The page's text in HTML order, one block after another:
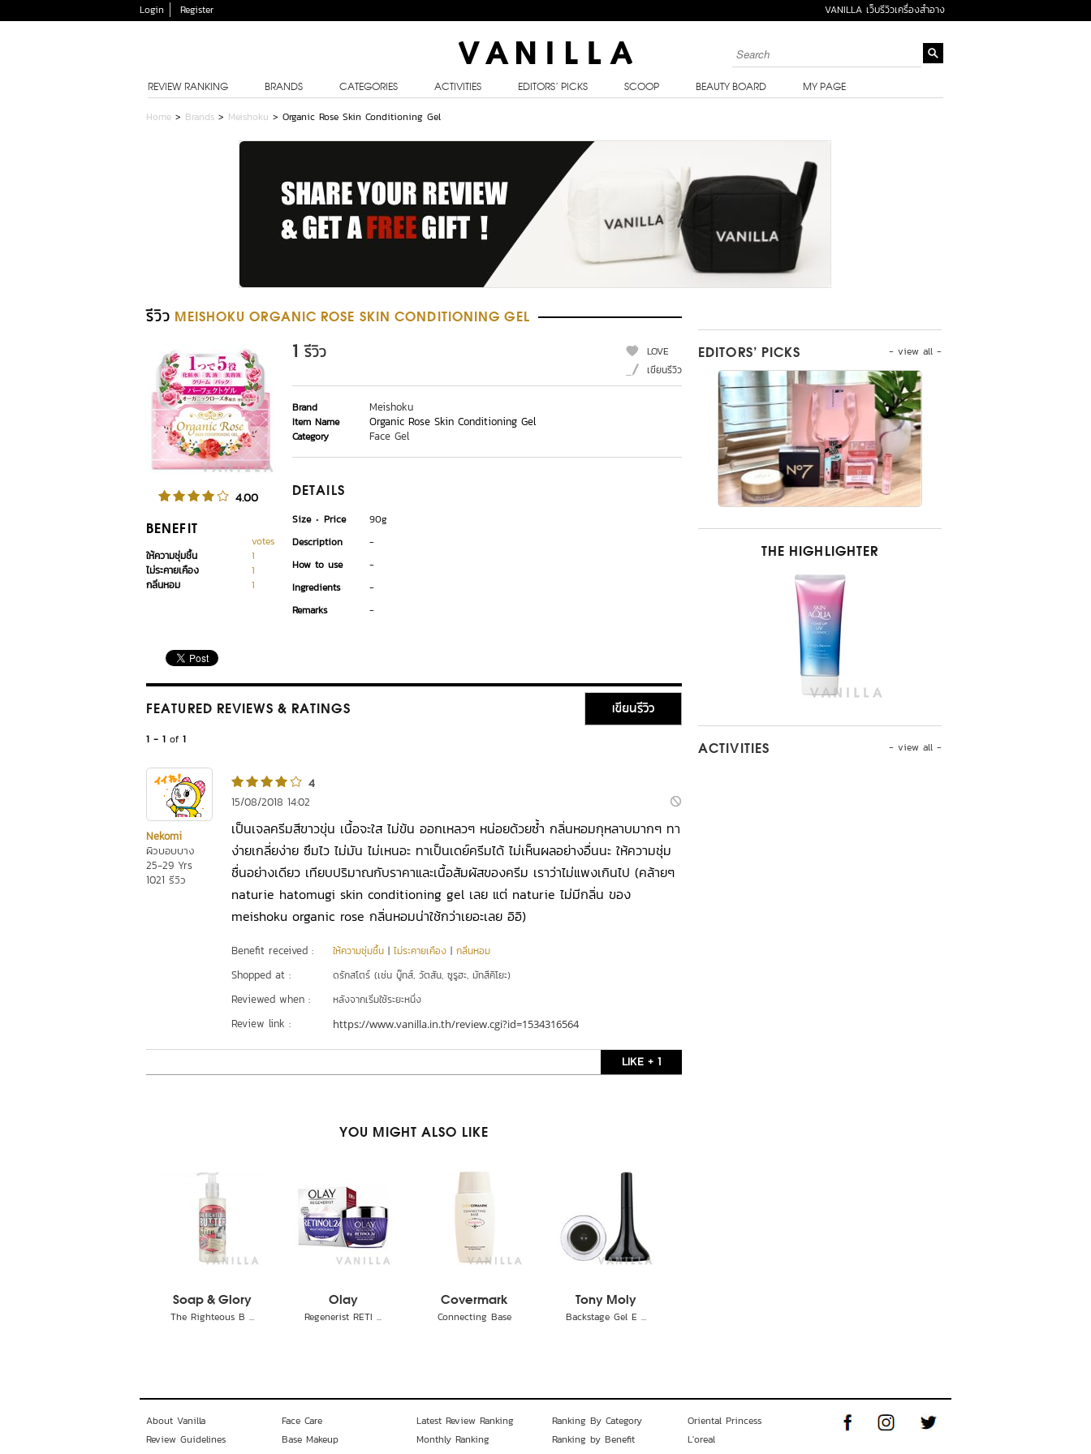
Login Register VANILLA เว็บรีวิวเครื่องสำอาง
REVIEW RANKING BRANDS CATEGORIES ACTIVITIES EDITORS’ PICKS SCOOP BEAUTY BOARD MY PAGE
Home > Brands > Meishoku > Organic Rose Skin Conditioning Gel
รีวิว MEISHOKU ORGANIC ROSE SKIN CONDITIONING GEL
4.00
BENEFIT
votes
ให้ความชุ่มชื้น
1
ไม่ระคายเคือง
1
กลิ่นหอม
1
1 รีวิว
LOVE
เขียนรีวิว
Brand Meishoku
Item Name Organic Rose Skin Conditioning Gel
Category Face Gel
DETAILS
Size Price
90g
Description
-
How to use
-
Ingredients
-
Remarks
-
FEATURED REVIEWS & RATINGS เขียนรีวิว
1 - 1 of 1
Nekomi
ผิวบอบบาง
25-29 Yrs
1021 รีวิว
4
15/08/2018 14:02
เป็นเจลครีมสีขาวขุ่น เนื้อจะใส ไม่ข้น ออกเหลวๆ หน่อยด้วยซ้ำ กลิ่นหอมกุหลาบมากๆ ทา
ง่ายเกลี่ยง่าย ซึมไว ไม่มัน ไม่เหนอะ ทาเป็นเดย์ครีมได้ ไม่เห็นผลอย่างอื่นนะ ให้ความชุ่ม
ชื่นอย่างเดียว เทียบปริมาณกับราคาและเนื้อสัมผัสของครีม เราว่าไม่แพงเกินไป (คล้ายๆ
naturie hatomugi skin conditioning gel เลย แต่ naturie ไม่มีกลิ่น ของ
meishoku organic rose กลิ่นหอมน่าใช้กว่าเยอะเลย อิอิ)
Benefit received : ให้ความชุ่มชื้น | ไม่ระคายเคือง | กลิ่นหอม
Shopped at : ดรักสโตร์ (เช่น บู๊ทส์, วัตสัน, ซูรูฮะ, มัทสึคิโยะ)
Reviewed when : หลังจากเริ่มใช้ระยะหนึ่ง
Review link : https://www.vanilla.in.th/review.cgi?id=1534316564
LIKE + 1
YOU MIGHT ALSO LIKE
Soap & Glory
The Righteous B ...
Olay
Regenerist RETI ...
Covermark
Connecting Base
Tony Moly
Backstage Gel E ...
- view all -
EDITORS’ PICKS
THE HIGHLIGHTER
- view all -
ACTIVITIES
About Vanilla
Review Guidelines
Face Care
Base Makeup
Latest Review Ranking
Monthly Ranking
Ranking By Category
Ranking by Benefit
Oriental Princess
L'oreal